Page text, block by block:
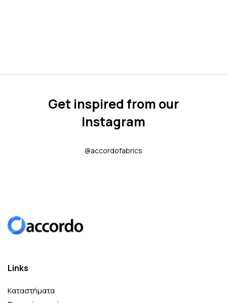
Get inspired from our
Instagram
@accordofabrics
Links
Καταστήματα